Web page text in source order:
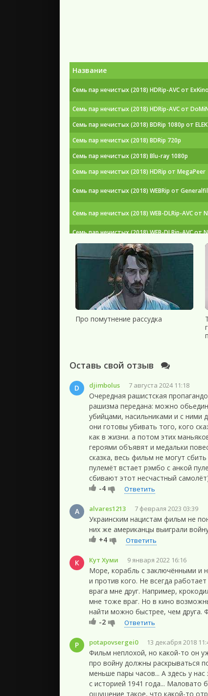
Название
Семь пар нечистых (2018) HDRip-AVC от
Семь пар нечистых (2018) HDRip-AVC от
Семь пар нечистых (2018) BDRip 1080p от
Семь пар нечистых (2018) BDRip 720p
Семь пар нечистых (2018) Blu-ray 1080p
Семь пар нечистых (2018) HDRip от MegaPeer
Семь пар нечистых (2018) WEBRip от
Семь пар нечистых (2018) WEB-DLRip-AVC от
Семь пар нечистых (2018) WEB-DLRip-AVC от
Семь пар нечистых (2018) WEBRip от Files-x
Семь пар нечистых (2018) WEBRip от Files-x
Семь пар нечистых (2018) WEBRip от
Семь пар нечистых (2018) HDTVRip-AVC
Семь пар нечистых (2018) WEBRip-AVC от
Семь пар нечистых (2018) WEBRip 1080p от
Семь пар нечистых (2018) WEBRip от ExKinoRay
Семь пар нечистых (2018) WEBRip-AVC от
Семь пар нечистых / Рейс 13-01 (2018) BDRip
Семь пар нечистых / Рейс 13-01 (2018) BDRip
Семь пар нечистых / Рейс 13-01 (2018) WEB-
Семь пар нечистых / Рейс 13-01 (2018) WEBRip
Про помутнение рассудка
Оставь свой отзыв
D djimbolus 7 августа 2024 11:18
Очередная рашистская
рашизма передана: можно
убийцами, насильниками и с ними
они готовы убивать того, кого
как в жизни. а потом этих
героями объявят и медальки
сказка, весь фильм не могут
пулемёт встает рэмбо с анкой
сбивают этот несчастный
-4
Ответить
A alvares1213 7 февраля 2023 03:39
Украинским нацистам фильм не
них же американцы выиграли
+4
Ответить
К Кут Хуми 9 января 2022 16:16
Море, корабль с заключёнными и
и против кого. Не всегда
врага мне друг. Например,
мне тоже враг. Но в кино
найти можно быстрее, чем друга.
-2
Ответить
P potapovsergei0 13 декабря 2018
Фильм неплохой, но какой-то он
про войну должны раскрываться
меньше пары часов... А здесь у
с историей 1941 года... Маловато
ощущение такое, что какой-то